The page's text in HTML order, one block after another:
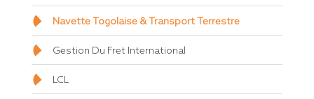
Navette Togolaise & Transport Terrestre
Gestion Du Fret International
LCL